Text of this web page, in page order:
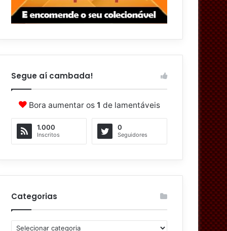
Segue aí cambada!
Bora aumentar os 1 de lamentáveis
1.000
Inscritos
0
Seguidores
Categorias